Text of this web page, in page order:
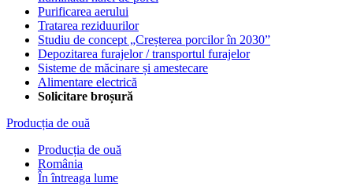
Purificarea aerului
Tratarea reziduurilor
Studiu de concept „Creșterea porcilor în 2030”
Depozitarea furajelor / transportul furajelor
Sisteme de măcinare și amestecare
Alimentare electrică
Solicitare broșură
Producția de ouă
Producția de ouă
România
În întreaga lume